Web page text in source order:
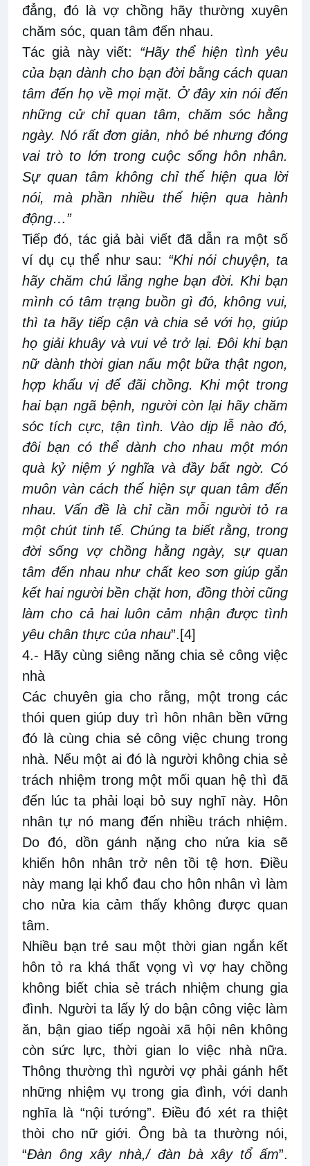
đẳng, đó là vợ chồng hãy thường xuyên
chăm sóc, quan tâm đến nhau.
Tác giả này viết: “Hãy thể hiện tình yêu
của bạn dành cho bạn đời bằng cách quan
tâm đến họ về mọi mặt. Ở đây xin nói đến
những cử chỉ quan tâm, chăm sóc hằng
ngày. Nó rất đơn giản, nhỏ bé nhưng đóng
vai trò to lớn trong cuộc sống hôn nhân.
Sự quan tâm không chỉ thể hiện qua lời
nói, mà phần nhiều thể hiện qua hành
động…”
Tiếp đó, tác giả bài viết đã dẫn ra một số
ví dụ cụ thể như sau: “Khi nói chuyện, ta
hãy chăm chú lắng nghe bạn đời. Khi bạn
mình có tâm trạng buồn gì đó, không vui,
thì ta hãy tiếp cận và chia sẻ với họ, giúp
họ giải khuây và vui vẻ trở lại. Đôi khi bạn
nữ dành thời gian nấu một bữa thật ngon,
hợp khẩu vị để đãi chồng. Khi một trong
hai bạn ngã bệnh, người còn lại hãy chăm
sóc tích cực, tận tình. Vào dịp lễ nào đó,
đôi bạn có thể dành cho nhau một món
quà kỷ niệm ý nghĩa và đầy bất ngờ. Có
muôn vàn cách thể hiện sự quan tâm đến
nhau. Vấn đề là chỉ cần mỗi người tỏ ra
một chút tinh tế. Chúng ta biết rằng, trong
đời sống vợ chồng hằng ngày, sự quan
tâm đến nhau như chất keo sơn giúp gắn
kết hai người bền chặt hơn, đồng thời cũng
làm cho cả hai luôn cảm nhận được tình
yêu chân thực của nhau”. [4]
4.- Hãy cùng siêng năng chia sẻ công việc
nhà
Các chuyên gia cho rằng, một trong các
thói quen giúp duy trì hôn nhân bền vững
đó là cùng chia sẻ công việc chung trong
nhà. Nếu một ai đó là người không chia sẻ
trách nhiệm trong một mối quan hệ thì đã
đến lúc ta phải loại bỏ suy nghĩ này. Hôn
nhân tự nó mang đến nhiều trách nhiệm.
Do đó, dồn gánh nặng cho nửa kia sẽ
khiến hôn nhân trở nên tồi tệ hơn. Điều
này mang lại khổ đau cho hôn nhân vì làm
cho nửa kia cảm thấy không được quan
tâm.
Nhiều bạn trẻ sau một thời gian ngắn kết
hôn tỏ ra khá thất vọng vì vợ hay chồng
không biết chia sẻ trách nhiệm chung gia
đình. Người ta lấy lý do bận công việc làm
ăn, bận giao tiếp ngoài xã hội nên không
còn sức lực, thời gian lo việc nhà nữa.
Thông thường thì người vợ phải gánh hết
những nhiệm vụ trong gia đình, với danh
nghĩa là “nội tướng”. Điều đó xét ra thiệt
thòi cho nữ giới. Ông bà ta thường nói,
“Đàn ông xây nhà,/ đàn bà xây tổ ấm”.